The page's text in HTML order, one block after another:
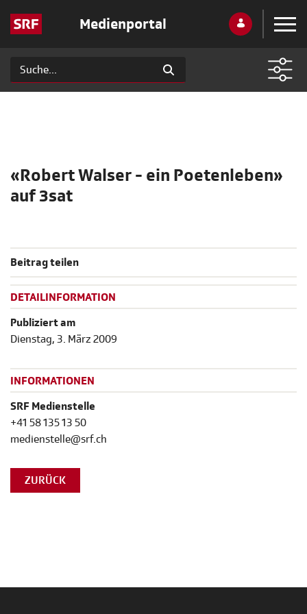
Medienportal
«Robert Walser - ein Poetenleben»
auf 3sat
Beitrag teilen
DETAILINFORMATION
Publiziert am
Dienstag, 3. März 2009
INFORMATIONEN
SRF Medienstelle
+41 58 135 13 50
medienstelle@srf.ch
ZURÜCK